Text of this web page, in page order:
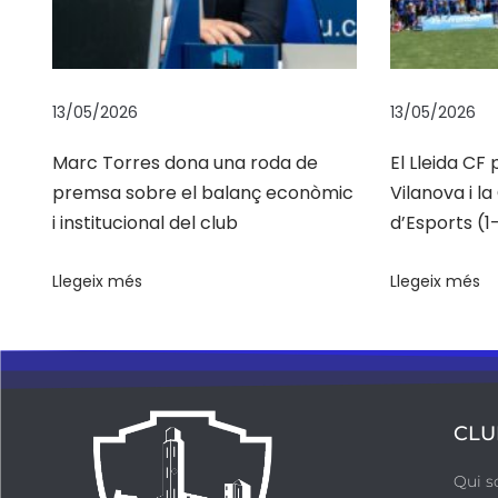
u
c
o
s
è
n
13/05/2026
Marc Torres dona una roda de
premsa sobre el balanç econòmic
i institucional del club
Llegeix més
13/05/2026
El Lleida
Vilanova i
d’Esports
Llegeix més
Qui